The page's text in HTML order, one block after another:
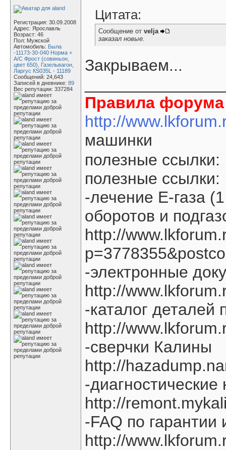
Регистрация: 30.09.2008
Адрес: Ярославль
Возраст: 46
Пол: Мужской
Автомобиль: Была
-11173-30-040 Норма +
А/С Фрост (совиньон,
цвет 650), Газельвагон,
Ларгус КS035L - 11189
Сообщений: 24,643
Записей в дневнике: 89
Вес репутации: 337284
Цитата:
Сообщение от velja
заказал новые.
Закрываем...
Правила
http://
машинки
полезные ссылки:
полезные ссылки:
-лечение Е-газа
оборотов и
http://
-электронные
http://
-каталог деталей
http://
-сверчки Калины
http://
-
http://
-FAQ по гарантии
http://